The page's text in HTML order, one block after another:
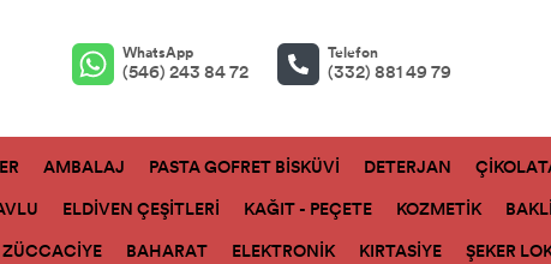
WhatsApp
(546) 243 84 72
Telefon
(332) 881 49 79
AMBALAJ PASTA GOFRET BİSKÜVİ DETERJAN
ELDİVEN ÇEŞİTLERİ KAĞIT - PEÇETE KOZMETİK
ZÜCCACİYE BAHARAT ELEKTRONİK KIRTASİYE ŞEKER